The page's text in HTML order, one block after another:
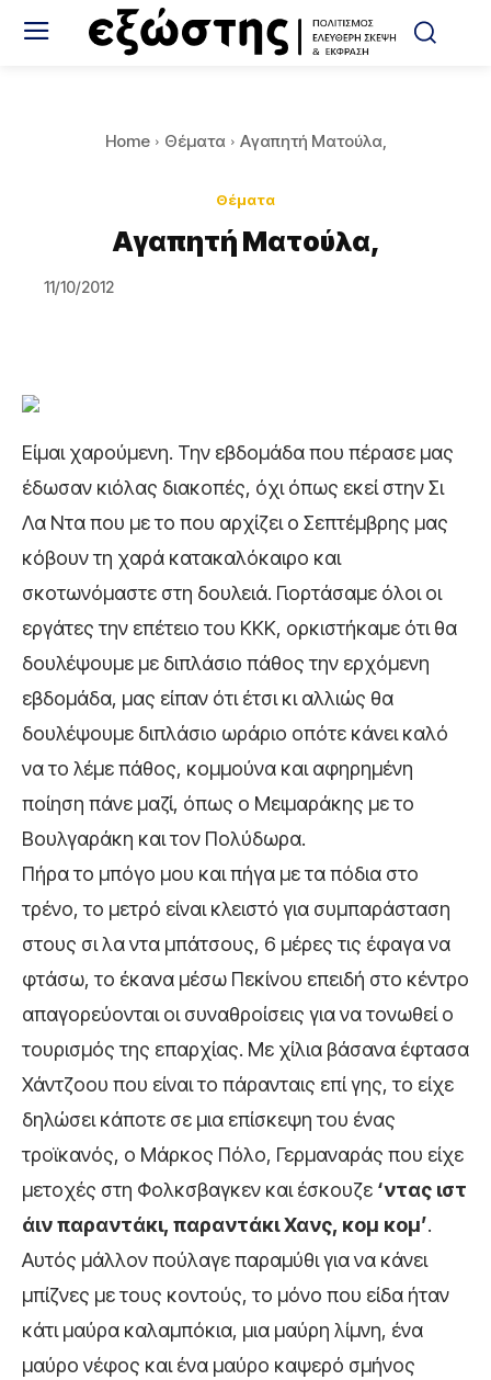
Home Θέματα Αγαπητή Ματούλα,
Θέματα
Αγαπητή Ματούλα,
11/10/2012
Είμαι χαρούμενη. Την εβδομάδα που πέρασε μας
έδωσαν κιόλας διακοπές, όχι όπως εκεί στην Σι
Λα Ντα που με το που αρχίζει ο Σεπτέμβρης μας
κόβουν τη χαρά κατακαλόκαιρο και
σκοτωνόμαστε στη δουλειά. Γιορτάσαμε όλοι οι
εργάτες την επέτειο του ΚΚΚ, ορκιστήκαμε ότι θα
δουλέψουμε με διπλάσιο πάθος την ερχόμενη
εβδομάδα, μας είπαν ότι έτσι κι αλλιώς θα
δουλέψουμε διπλάσιο ωράριο οπότε κάνει καλό
να το λέμε πάθος, κομμούνα και αφηρημένη
ποίηση πάνε μαζί, όπως ο Μειμαράκης με το
Βουλγαράκη και τον Πολύδωρα.
Πήρα το μπόγο μου και πήγα με τα πόδια στο
τρένο, το μετρό είναι κλειστό για συμπαράσταση
στους σι λα ντα μπάτσους, 6 μέρες τις έφαγα να
φτάσω, το έκανα μέσω Πεκίνου επειδή στο κέντρο
απαγορεύονται οι συναθροίσεις για να τονωθεί ο
τουρισμός της επαρχίας. Με χίλια βάσανα έφτασα
Χάντζοου που είναι το πάρανταις επί γης, το είχε
δηλώσει κάποτε σε μια επίσκεψη του ένας
τροϊκανός, ο Μάρκος Πόλο, Γερμαναράς που είχε
μετοχές στη Φολκσβαγκεν και έσκουζε ‘ντας ιστ
άιν παραντάκι, παραντάκι Χανς, κομ κομ’.
Αυτός μάλλον πούλαγε παραμύθι για να κάνει
μπίζνες με τους κοντούς, το μόνο που είδα ήταν
κάτι μαύρα καλαμπόκια, μια μαύρη λίμνη, ένα
μαύρο νέφος και ένα μαύρο καψερό σμήνος